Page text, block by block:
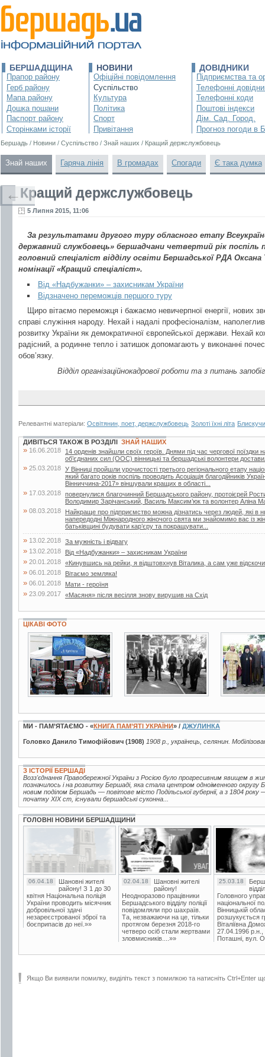
БЕРШАДЩИНА
Прапор району
Герб району
Мапа району
Дошка пошани
Паспорт району
Сторінками історії
НОВИНИ
Офіційні повідомлення
Суспільство
Культура
Політика
Спорт
Привітання
ДОВІДНИКИ
Підприємства та
Телефонні
Телефонні коди
Поштові індекси
Дім. Сад. Город.
Прогноз погоди в
Бершадь / Новини / Суспільство / Знай наших / Кращий держслужбовець
Знай наших Гаряча лінія В громадах Спогади Є така думка
Кращий держслужбовець
5 Липня 2015, 11:06
За результатами другого туру обласного етапу
державний службовець» бершадчани четвертий рік поспіль
головний спеціаліст відділу освіти Бершадської РДА
номінації «Кращий спеціаліст».
Від «Надбужанки» – захисникам України
Відзначено переможців першого туру
Щиро вітаємо переможця і бажаємо невичерпної енергії, нових
справі служіння народу. Нехай і надалі професіоналізм,
розвитку України як демократичної європейської держави. Нехай
радісний, а родинне тепло і затишок допомагають у виконанні
обов’язку.
Відділ організаційнокадрової роботи та з питань
Релевантні матеріали: Освітянин, поет, держслужбовець Золоті їхні літа
←
ДИВІТЬСЯ ТАКОЖ В РОЗДІЛІ ЗНАЙ НАШИХ
» 16.06.2018
14 орденів знайшли своїх героїв. Днями під час чергової поїздки
об’єднаних сил (ООС) вінницькі та бершадські волонтери
» 25.03.2018 У Вінниці пройшли урочистості третього регіонального етапу
який багато років поспіль проводить Асоціація благодійників
Вінниччина-2017» віншували кращих в області...
» 17.03.2018 повернулися благочинний Бершадського району, протоієрей
Володимир Зарічанський, Василь Максим’юк та волонтер Аліна
» 08.03.2018
Найкраще про підприємство можна дізнатись через людей, які
напередодні Міжнародного жіночого свята ми знайомимо вас із
батьківщині будувати кар’єру та покращувати...
» 13.02.2018 За мужність і відвагу
» 13.02.2018 Від «Надбужанки» – захисникам України
» 20.01.2018 «Кинувшись на рейки, я відштовхнув Віталика, а сам уже
» 06.01.2018 Вітаємо земляка!
» 06.01.2018 Мати - героїня
» 23.09.2017 «Масяня» після весілля знову вирушив на Схід
ЦІКАВІ ФОТО
1 фото 6 фото 3 фото
МИ - ПАМ’ЯТАЄМО - «КНИГА ПАМ’ЯТІ УКРАЇНИ» / ДЖУЛИНКА
Головко Данило Тимофійович (1908) 1908 р., українець, селянин.
З ІСТОРІЇ БЕРШАДІ
Возз'єднання Правобережної України з Росією було прогресивним явищем в
позначилось і на розвитку Бершаді, яка стала центром одноіменного округу
новим поділом Бершадь — повітове місто Подільської губернії, а з 1804
початку XIX ст, існували бершадські суконна...
ГОЛОВНІ НОВИНИ БЕРШАДЩИНИ
06.04.18
Шановні жителі
району! З 1 до 30
квітня Національна поліція
України проводить місячник
добровільної здачі
незареєстрованої зброї та
боєприпасів до неї.»»
02.04.18
Шановні жителі
району!
Неодноразово працівники
Бершадського відділу поліції
повідомляли про шахраїв.
Та, незважаючи на це, тільки
протягом березня 2018-го
четверо осіб стали жертвами
зловмисників....»»
25.03.18
Головного
національної
Вінницькій
розшукується
Віталіївна
27.04.1996 р.н.,
Поташні, вул.
Якщо Ви виявили помилку, виділіть текст з помилкою та натисніть Ctrl+Enter